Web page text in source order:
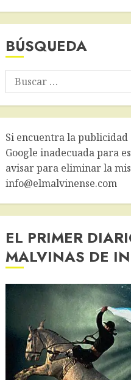
BÚSQUEDA
Buscar:
Si encuentra la publicidad
Google inadecuada para
avisar para eliminar la
info@elmalvinense.com
EL PRIMER
MALVINAS DE